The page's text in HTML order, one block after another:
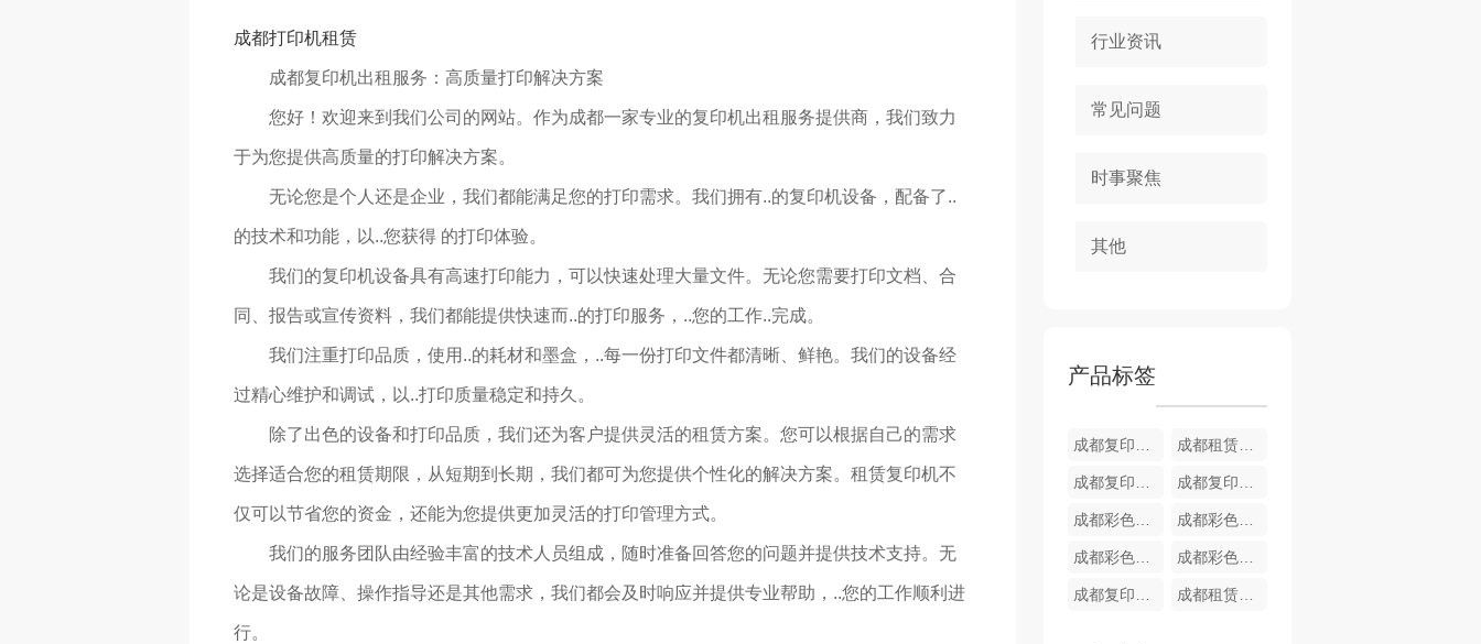
成都打印机租赁
成都复印机出租服务：高质量打印解决方案
您好！欢迎来到我们公司的网站。作为成都一家专业的复印机出租服务提供商，我们致力
于为您提供高质量的打印解决方案。
无论您是个人还是企业，我们都能满足您的打印需求。我们拥有..的复印机设备，配备了..
的技术和功能，以..您获得 的打印体验。
我们的复印机设备具有高速打印能力，可以快速处理大量文件。无论您需要打印文档、合
同、报告或宣传资料，我们都能提供快速而..的打印服务，..您的工作..完成。
我们注重打印品质，使用..的耗材和墨盒，..每一份打印文件都清晰、鲜艳。我们的设备经
过精心维护和调试，以..打印质量稳定和持久。
除了出色的设备和打印品质，我们还为客户提供灵活的租赁方案。您可以根据自己的需求
选择适合您的租赁期限，从短期到长期，我们都可为您提供个性化的解决方案。租赁复印机不
仅可以节省您的资金，还能为您提供更加灵活的打印管理方式。
我们的服务团队由经验丰富的技术人员组成，随时准备回答您的问题并提供技术支持。无
论是设备故障、操作指导还是其他需求，我们都会及时响应并提供专业帮助，..您的工作顺利进
行。
行业资讯
常见问题
时事聚焦
其他
产品标签
成都复印机租赁服务 BH550i 成都租赁黑白复印机 BH454e
成都复印机出租公司 BH558e 成都复印机租赁公司 BH450i
成都彩色复印机出租 C450i 成都彩色复印机租赁 C368
成都彩色复印机租赁 C360i 成都彩色复印机出租 C458
成都复印机出租 C308 成都租赁打印机公司 柯美 C450i